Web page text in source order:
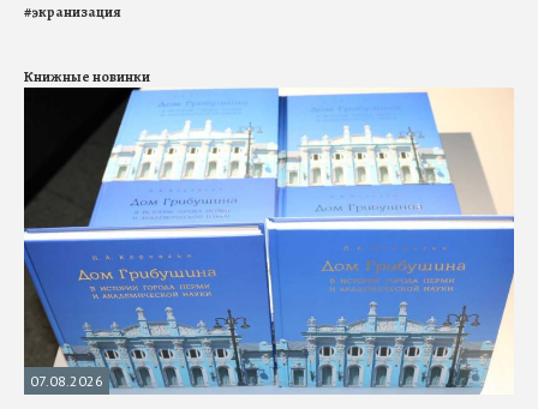
#экранизация
Книжные новинки
07.08.2026